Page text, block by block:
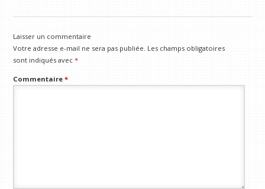
Laisser un commentaire
Votre adresse e-mail ne sera pas publiée. Les champs obligatoires
sont indiqués avec*
Commentaire*